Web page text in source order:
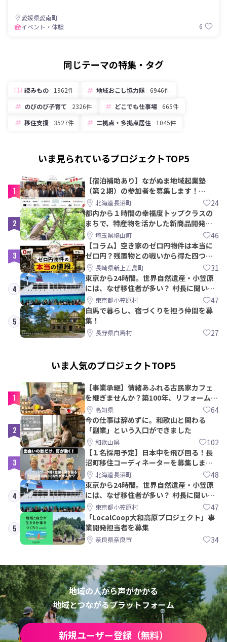
愛媛県愛南町
イベント・体験
6
同じテーマの特集・タグ
読みもの 1962件 地域おこし協力隊
6946件
のびのび子育て
2326件 どこでも仕事場
665件
移住支援 3527件 二拠点・多拠点居住 1045件
いま見られているプロジェクトTOP5
1
【宿泊補助あり】ながぬま地域起業塾
（第２期）の参加者を募集します！
【8/21〆】
北海道長沼町 24
2
都内から１時間の幸福度トップクラスの
まちで、特産物を活かした新商品開発＆
PRメンバー募集！
埼玉県鳩山町 46
3
【コラム】空き家のゼロ円物件は本当に
ゼロ円？残置物との戦いから得た四つの
教訓｜新上五島町
長崎県新上五島町 31
4
東京から24時間。世界自然遺産・小笠原
には、なぜ移住者が多い？ 村長に聞いて
みた東京都小笠原村 47
5
白馬で暮らし、宿づくりを担う仲間を募
集！
長野県白馬村 27
いま人気のプロジェクトTOP5
1
【事業承継】情緒あふれる古民家カフェ
を継ぎませんか？築100年、リフォームか
ら約10年！
高知県 64
2
今の仕事は辞めずに。和歌山と関わる
「副業」という入口ができました
和歌山県 102
3
【１名採用予定】日本中を飛び回る！長
沼町移住コーディネーターを募集しま
す！北海道長沼町 48
4
東京から24時間。世界自然遺産・小笠原
には、なぜ移住者が多い？ 村長に聞いて
みた東京都小笠原村 47
5
「LocalCoop大和高原プロジェクト」事
業開発担当者を募集
奈良県奈良市 34
地域の人から声がかかる
地域とつながるプラットフォーム
新規ユーザー登録（無料）